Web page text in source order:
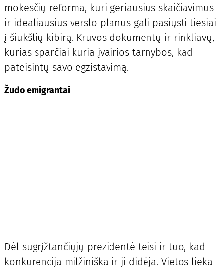
mokesčių reforma, kuri geriausius skaičiavimus
ir idealiausius verslo planus gali pasiųsti tiesiai
į šiukšlių kibirą. Krūvos dokumentų ir rinkliavų,
kurias sparčiai kuria įvairios tarnybos, kad
pateisintų savo egzistavimą.
Žudo emigrantai
Dėl sugrįžtančiųjų prezidentė teisi ir tuo, kad
konkurencija milžiniška ir ji didėja. Vietos lieka